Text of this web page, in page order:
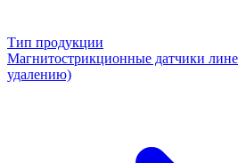
Тип продукции
Магнитострикционные датчики
удалению)